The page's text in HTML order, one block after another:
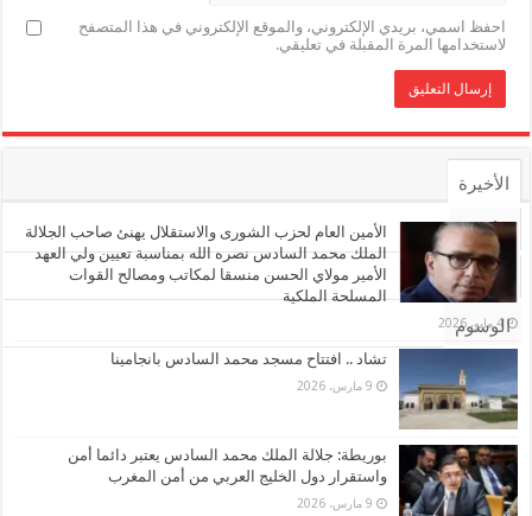
احفظ اسمي، بريدي الإلكتروني، والموقع الإلكتروني في هذا المتصفح
لاستخدامها المرة المقبلة في تعليقي.
الأخيرة
الأشهر
تعليقات
الوسوم
الأمين العام لحزب الشورى والاستقلال يهنئ صاحب الجلالة
الملك محمد السادس نصره الله بمناسبة تعيين ولي العهد
الأمير مولاي الحسن منسقا لمكاتب ومصالح القوات
المسلحة الملكية
4 مايو، 2026
تشاد .. افتتاح مسجد محمد السادس بانجامينا
9 مارس، 2026
بوريطة: جلالة الملك محمد السادس يعتبر دائما أمن
واستقرار دول الخليج العربي من أمن المغرب
9 مارس، 2026